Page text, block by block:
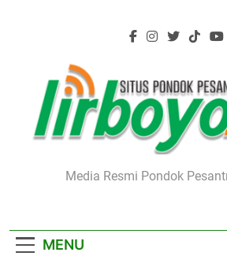
Lirboyo.net
Media Resmi Pondok
MENU